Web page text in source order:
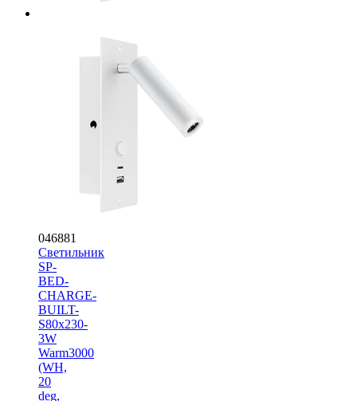
046881
Светильник
SP-
BED-
CHARGE-
BUILT-
S80x230-
3W
Warm3000
(WH,
20
deg,